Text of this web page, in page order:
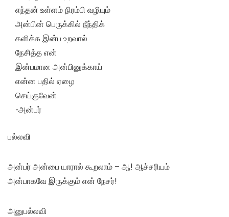
எந்தன் உள்ளம் நிரம்பி வழியும்
அன்பின் பெருக்கில் நீந்திக்
களிக்க இன்ப உறவால்
நேசித்த என்
இன்பமான அன்பினுக்காய்
என்ன பதில் ஏழை
செய்குவேன்
-அன்பர்
பல்லவி
அன்பர் அன்பை யாரால் கூறலாம் – ஆ! ஆச்சரியம்
அன்பாகவே இருக்கும் என் நேசர்!
அனுபல்லவி